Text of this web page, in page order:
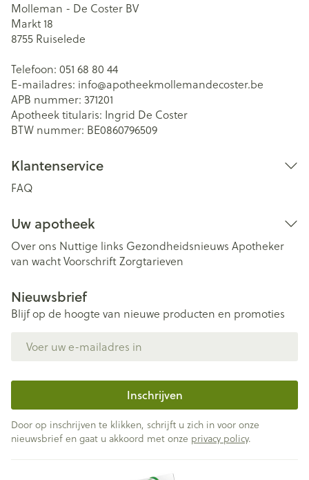
Molleman - De Coster BV
Markt 18
8755 Ruiselede
Telefoon: 051 68 80 44
E-mailadres: info@apotheekmollemandecoster.be
APB nummer: 371201
Apotheek titularis: Ingrid De Coster
BTW nummer: BE0860796509
Klantenservice
FAQ
Uw apotheek
Over ons Nuttige links Gezondheidsnieuws Apotheker
van wachtVoorschriftZorgtarieven
Nieuwsbrief
Blijf op de hoogte van nieuwe producten en promoties
Inschrijven
Door op inschrijven te klikken, schrijft u zich in voor onze
nieuwsbrief en gaat u akkoord met onze privacy policy.